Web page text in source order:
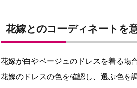
花嫁とのコーディネートを
花嫁が白やベージュのドレスを着る場
花嫁のドレスの色を確認し、選ぶ色を